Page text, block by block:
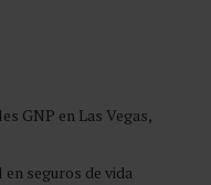
GNP en Las Vegas,
seguros de vida